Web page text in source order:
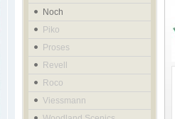
Noch
Piko
Proses
Revell
Roco
Viessmann